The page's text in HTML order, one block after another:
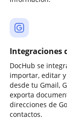
Integraciones
DocHub se
importar, editar
desde tu Gmail,
exporta
direcciones de
contactos.